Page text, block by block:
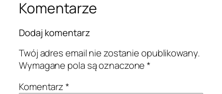
Komentarze
Dodaj komentarz
Twój adres email nie zostanie opublikowany.
Wymagane pola są oznaczone*
Komentarz*